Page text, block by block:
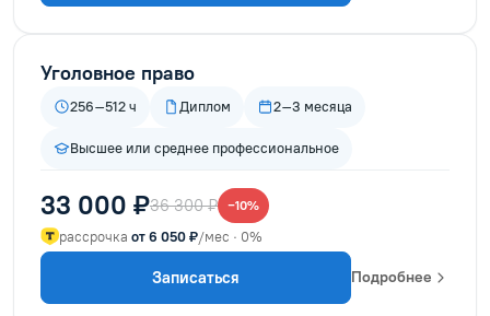
Уголовное право
256–512 ч Диплом 2–3 месяца
Высшее или среднее профессиональное
33 000 ₽36 300 ₽ −10%
рассрочка от 6 050 ₽/мес · 0%
Записаться Подробнее